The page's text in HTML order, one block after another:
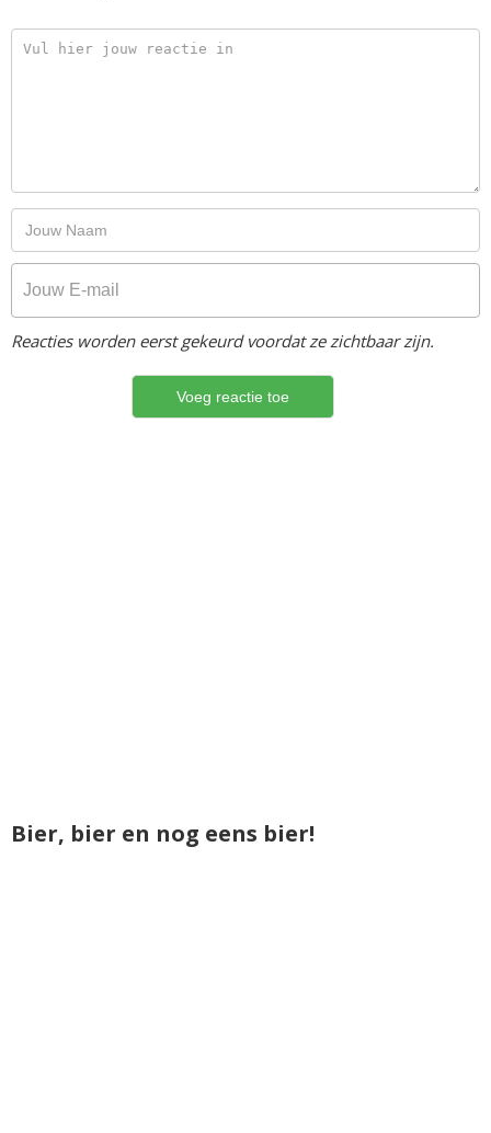
Reacties worden eerst gekeurd voordat ze zichtbaar zijn.
Bier, bier en nog eens bier!